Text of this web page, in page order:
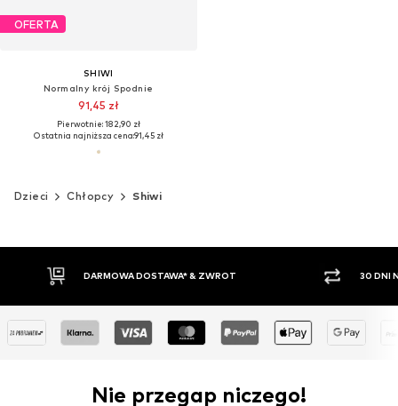
OFERTA
SHIWI
Normalny krój Spodnie
91,45 zł
Pierwotnie: 182,90 zł
Ostatnia najniższa cena:91,45 zł
Dzieci Chłopcy Shiwi
30 DNI NA ZWROT TOWARU
Nie przegap niczego!